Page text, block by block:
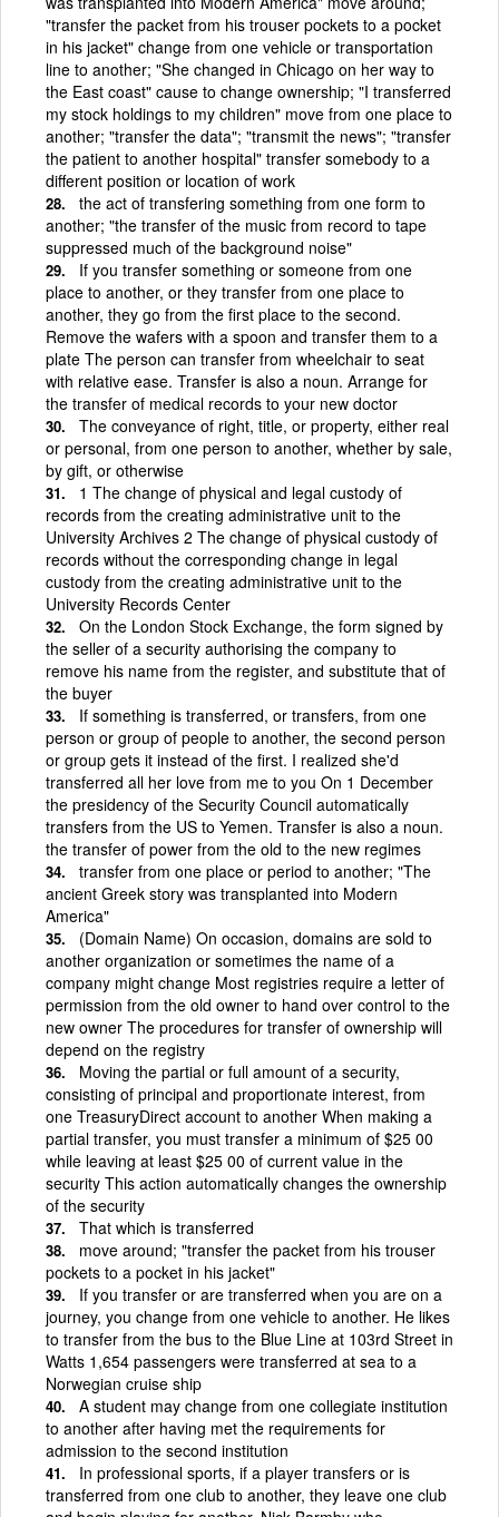
"transfer the packet from his trouser pockets to a pocket
in his jacket" change from one vehicle or transportation
line to another; "She changed in Chicago on her way to
the East coast" cause to change ownership; "I transferred
my stock holdings to my children" move from one place to
another; "transfer the data"; "transmit the news"; "transfer
the patient to another hospital" transfer somebody to a
different position or location of work
the act of transfering something from one form to
another; "the transfer of the music from record to tape
suppressed much of the background noise"
If you transfer something or someone from one
place to another, or they transfer from one place to
another, they go from the first place to the second.
Remove the wafers with a spoon and transfer them to a
plate The person can transfer from wheelchair to seat
with relative ease. Transfer is also a noun. Arrange for
the transfer of medical records to your new doctor
The conveyance of right, title, or property, either real
or personal, from one person to another, whether by sale,
by gift, or otherwise
1 The change of physical and legal custody of
records from the creating administrative unit to the
University Archives 2 The change of physical custody of
records without the corresponding change in legal
custody from the creating administrative unit to the
University Records Center
On the London Stock Exchange, the form signed by
the seller of a security authorising the company to
remove his name from the register, and substitute that of
the buyer
If something is transferred, or transfers, from one
person or group of people to another, the second person
or group gets it instead of the first. I realized she'd
transferred all her love from me to you On 1 December
the presidency of the Security Council automatically
transfers from the US to Yemen. Transfer is also a noun.
the transfer of power from the old to the new regimes
transfer from one place or period to another; "The
ancient Greek story was transplanted into Modern
America"
(Domain Name) On occasion, domains are sold to
another organization or sometimes the name of a
company might change Most registries require a letter of
permission from the old owner to hand over control to the
new owner The procedures for transfer of ownership will
depend on the registry
Moving the partial or full amount of a security,
consisting of principal and proportionate interest, from
one TreasuryDirect account to another When making a
partial transfer, you must transfer a minimum of $25 00
while leaving at least $25 00 of current value in the
security This action automatically changes the ownership
of the security
That which is transferred
move around; "transfer the packet from his trouser
pockets to a pocket in his jacket"
If you transfer or are transferred when you are on a
journey, you change from one vehicle to another. He likes
to transfer from the bus to the Blue Line at 103rd Street in
Watts 1,654 passengers were transferred at sea to a
Norwegian cruise ship
A student may change from one collegiate institution
to another after having met the requirements for
admission to the second institution
In professional sports, if a player transfers or is
transferred from one club to another, they leave one club